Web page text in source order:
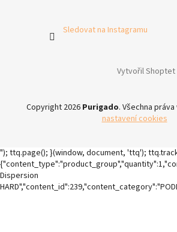
Sledovat na Instagramu
Vytvořil Shoptet
Copyright 2026 Purigado. Všechna
nastavení cookies
"); ttq.page(); }(window, document, 'ttq');
Dispersion